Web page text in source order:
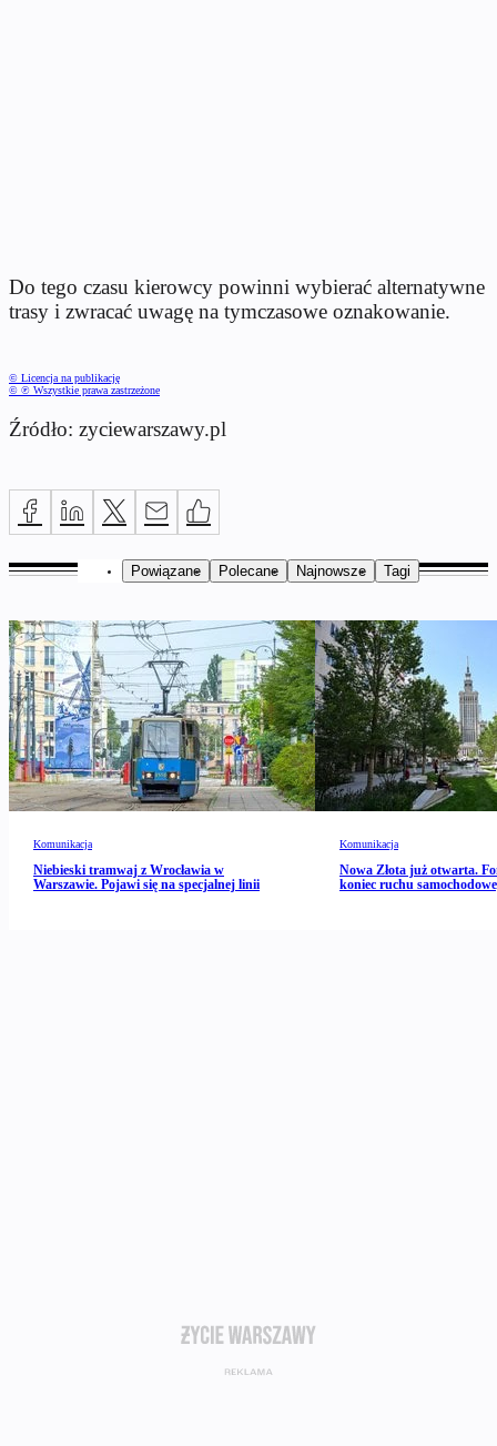
Do tego czasu kierowcy powinni wybierać alternatywne
trasy i zwracać uwagę na tymczasowe oznakowanie.
© Licencja na publikację
© ℗ Wszystkie prawa zastrzeżone
Źródło: zyciewarszawy.pl
Powiązane Polecane Najnowsze Tagi
Komunikacja
Niebieski tramwaj z Wrocławia w
Warszawie. Pojawi się na specjalnej linii
Komunikacja
Nowa Złota już otwarta.
koniec ruchu